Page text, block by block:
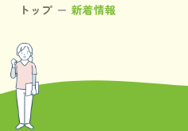
トップ 新着情報